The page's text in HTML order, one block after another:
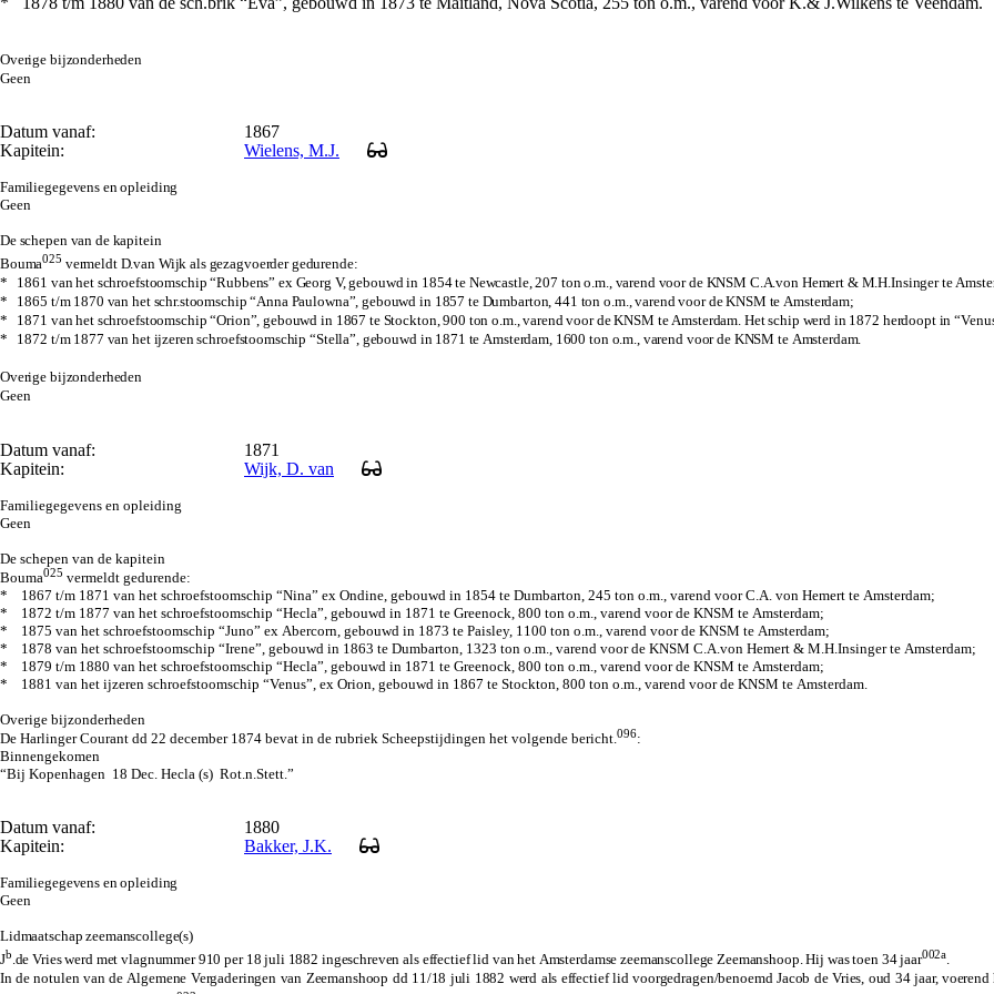
Overige bijzonderheden
Geen
Datum vanaf:
1867
Kapitein:
Wielens, M.J.
Familiegegevens en opleiding
Geen
De schepen van de kapitein
Bouma025 vermeldt D.van Wijk als gezagvoerder gedurende:
* 1861 van het schroefstoomschip “Rubbens” ex Georg V, gebouwd in 1854 te Newcastle, 207 ton o.m., varend voor de KNSM C.A.von Hemert & M.H.Insinger te
* 1865 t/m 1870 van het schr.stoomschip “Anna Paulowna”, gebouwd in 1857 te Dumbarton, 441 ton o.m., varend voor de KNSM te Amsterdam;
* 1871 van het schroefstoomschip “Orion”, gebouwd in 1867 te Stockton, 900 ton o.m., varend voor de KNSM te Amsterdam. Het schip werd in 1872 herdoopt in
* 1872 t/m 1877 van het ijzeren schroefstoomschip “Stella”, gebouwd in 1871 te Amsterdam, 1600 ton o.m., varend voor de KNSM te Amsterdam.
Overige bijzonderheden
Geen
Datum vanaf:
1871
Kapitein:
Wijk, D. van
Familiegegevens en opleiding
Geen
De schepen van de kapitein
Bouma025 vermeldt gedurende:
* 1867 t/m 1871 van het schroefstoomschip “Nina” ex Ondine, gebouwd in 1854 te Dumbarton, 245 ton o.m., varend voor C.A. von Hemert te Amsterdam;
* 1872 t/m 1877 van het schroefstoomschip “Hecla”, gebouwd in 1871 te Greenock, 800 ton o.m., varend voor de KNSM te Amsterdam;
* 1875 van het schroefstoomschip “Juno” ex Abercorn, gebouwd in 1873 te Paisley, 1100 ton o.m., varend voor de KNSM te Amsterdam;
* 1878 van het schroefstoomschip “Irene”, gebouwd in 1863 te Dumbarton, 1323 ton o.m., varend voor de KNSM C.A.von Hemert & M.H.Insinger te Amsterdam;
* 1879 t/m 1880 van het schroefstoomschip “Hecla”, gebouwd in 1871 te Greenock, 800 ton o.m., varend voor de KNSM te Amsterdam;
* 1881 van het ijzeren schroefstoomschip “Venus”, ex Orion, gebouwd in 1867 te Stockton, 800 ton o.m., varend voor de KNSM te Amsterdam.
Overige bijzonderheden
De Harlinger Courant dd 22 december 1874 bevat in de rubriek Scheepstijdingen het volgende bericht.096:
Binnengekomen
“Bij Kopenhagen 18 Dec. Hecla (s) Rot.n.Stett.”
Datum vanaf:
1880
Kapitein:
Bakker, J.K.
Familiegegevens en opleiding
Geen
Lidmaatschap zeemanscollege(s)
Jb.de Vries werd met vlagnummer 910 per 18 juli 1882 ingeschreven als effectief lid van het Amsterdamse zeemanscollege Zeemanshoop. Hij was toen 34 jaar002a.
In de notulen van de Algemene Vergaderingen van Zeemanshoop dd 11/18 juli 1882 werd als effectief lid voorgedragen/benoemd Jacob de Vries, oud 34 jaar,